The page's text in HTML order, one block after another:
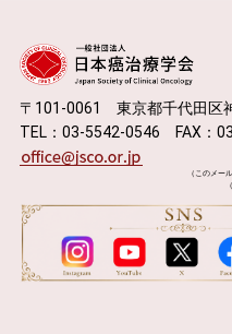
〒101-0061 東京都千代田区
TEL：03-5542-0546 FAX：
（このメー